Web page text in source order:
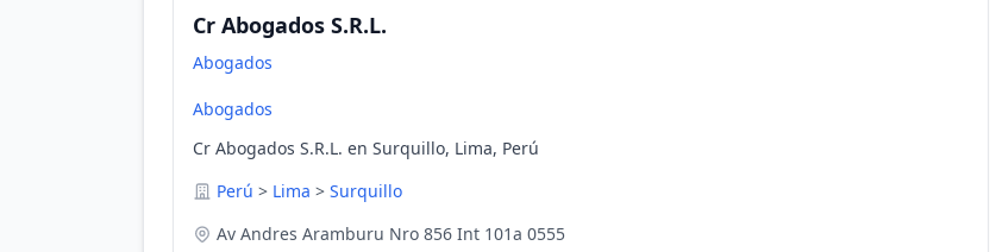
Cr Abogados S.R.L.
Abogados
Abogados
Cr Abogados S.R.L. en Surquillo, Lima, Perú
Perú > Lima > Surquillo
Av Andres Aramburu Nro 856 Int 101a 0555